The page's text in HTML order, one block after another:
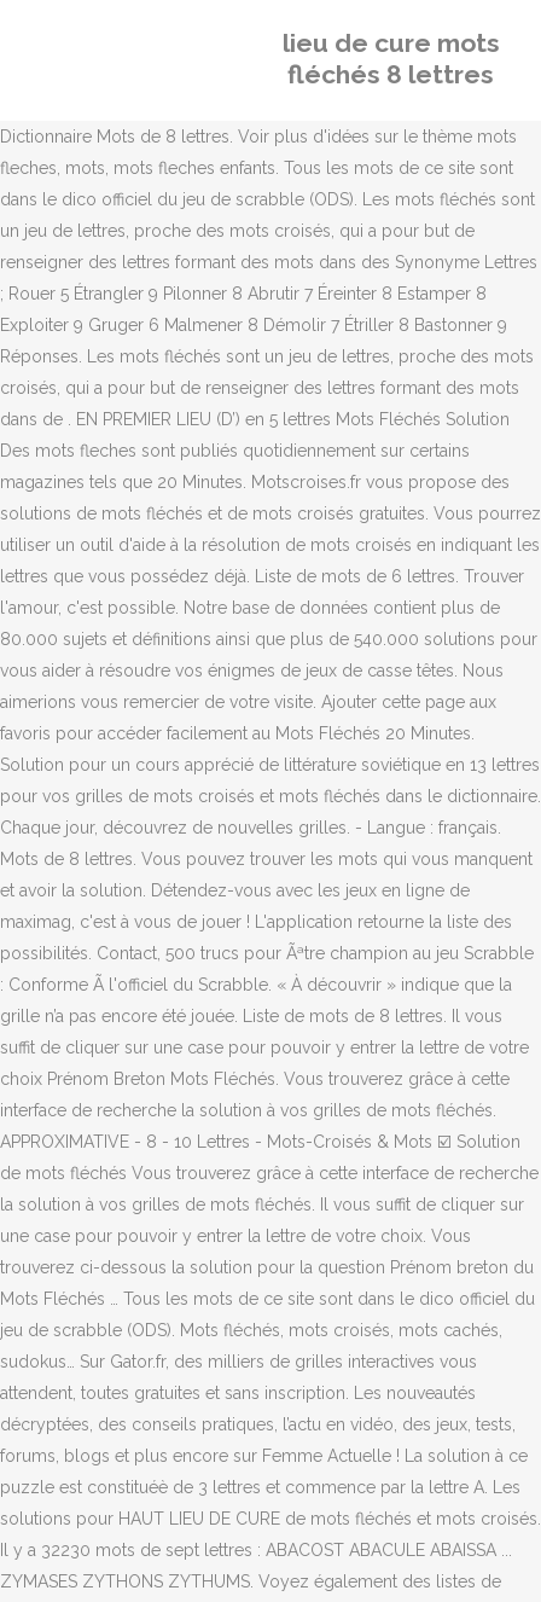
lieu de cure mots
fléchés 8 lettres
Dictionnaire Mots de 8 lettres. Voir plus d'idées sur le thème mots
fleches, mots, mots fleches enfants. Tous les mots de ce site sont
dans le dico officiel du jeu de scrabble (ODS). Les mots fléchés sont
un jeu de lettres, proche des mots croisés, qui a pour but de
renseigner des lettres formant des mots dans des Synonyme Lettres
; Rouer 5 Étrangler 9 Pilonner 8 Abrutir 7 Éreinter 8 Estamper 8
Exploiter 9 Gruger 6 Malmener 8 Démolir 7 Étriller 8 Bastonner 9
Réponses. Les mots fléchés sont un jeu de lettres, proche des mots
croisés, qui a pour but de renseigner des lettres formant des mots
dans de . EN PREMIER LIEU (D’) en 5 lettres Mots Fléchés Solution
Des mots fleches sont publiés quotidiennement sur certains
magazines tels que 20 Minutes. Motscroises.fr vous propose des
solutions de mots fléchés et de mots croisés gratuites. Vous pourrez
utiliser un outil d'aide à la résolution de mots croisés en indiquant les
lettres que vous possédez déjà. Liste de mots de 6 lettres. Trouver
l'amour, c'est possible. Notre base de données contient plus de
80.000 sujets et définitions ainsi que plus de 540.000 solutions pour
vous aider à résoudre vos énigmes de jeux de casse têtes. Nous
aimerions vous remercier de votre visite. Ajouter cette page aux
favoris pour accéder facilement au Mots Fléchés 20 Minutes.
Solution pour un cours apprécié de littérature soviétique en 13 lettres
pour vos grilles de mots croisés et mots fléchés dans le dictionnaire.
Chaque jour, découvrez de nouvelles grilles. - Langue : français.
Mots de 8 lettres. Vous pouvez trouver les mots qui vous manquent
et avoir la solution. Détendez-vous avec les jeux en ligne de
maximag, c'est à vous de jouer ! L'application retourne la liste des
possibilités. Contact, 500 trucs pour Ãªtre champion au jeu Scrabble
: Conforme Ã l'officiel du Scrabble. « À découvrir » indique que la
grille n’a pas encore été jouée. Liste de mots de 8 lettres. Il vous
suffit de cliquer sur une case pour pouvoir y entrer la lettre de votre
choix Prénom Breton Mots Fléchés. Vous trouverez grâce à cette
interface de recherche la solution à vos grilles de mots fléchés.
APPROXIMATIVE - 8 - 10 Lettres - Mots-Croisés & Mots ☑️ Solution
de mots fléchés Vous trouverez grâce à cette interface de recherche
la solution à vos grilles de mots fléchés. Il vous suffit de cliquer sur
une case pour pouvoir y entrer la lettre de votre choix. Vous
trouverez ci-dessous la solution pour la question Prénom breton du
Mots Fléchés … Tous les mots de ce site sont dans le dico officiel du
jeu de scrabble (ODS). Mots fléchés, mots croisés, mots cachés,
sudokus… Sur Gator.fr, des milliers de grilles interactives vous
attendent, toutes gratuites et sans inscription. Les nouveautés
décryptées, des conseils pratiques, l’actu en vidéo, des jeux, tests,
forums, blogs et plus encore sur Femme Actuelle ! La solution à ce
puzzle est constituéè de 3 lettres et commence par la lettre A. Les
solutions pour HAUT LIEU DE CURE de mots fléchés et mots croisés.
Il y a 32230 mots de sept lettres : ABACOST ABACULE ABAISSA ...
ZYMASES ZYTHONS ZYTHUMS. Voyez également des listes de